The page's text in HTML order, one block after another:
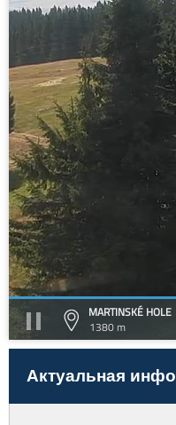
MARTINSKÉ HOLE
1380 m
Актуальная инфо